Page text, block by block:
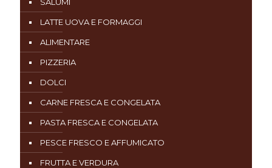
LATTE UOVA E FORMAGGI
ALIMENTARE
PIZZERIA
DOLCI
CARNE FRESCA E CONGELATA
PASTA FRESCA E CONGELATA
PESCE FRESCO E AFFUMICATO
FRUTTA E VERDURA